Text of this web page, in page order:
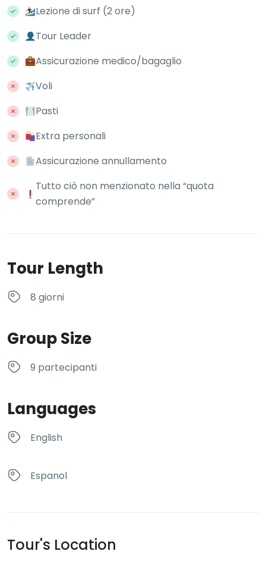
Lezione di surf (2 ore)
Tour Leader
Assicurazione medico/bagaglio
Voli
Pasti
Extra personali
Assicurazione annullamento
Tutto ciò non menzionato nella “quota
comprende”
Tour Length
8 giorni
Group Size
9 partecipanti
Languages
English
Espanol
Tour's Location